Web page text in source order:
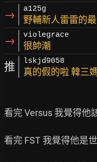
→ a125g
野輔新人雷雷的
→ violegrace
很帥潮
推 lskjd9058
真的假的啦 韓三
看完 Versus 我覺得他
看完 FST 我覺得他是